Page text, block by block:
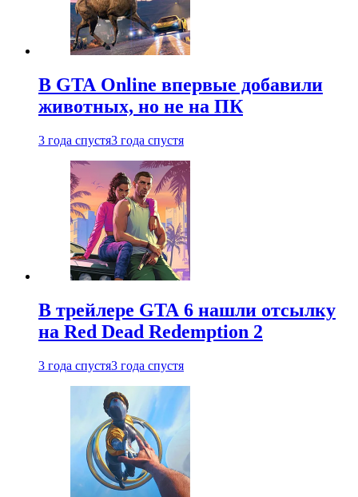
В GTA Online впервые добавили
животных, но не на ПК
3 года спустя3 года спустя
В трейлере GTA 6 нашли отсылку
на Red Dead Redemption 2
3 года спустя3 года спустя